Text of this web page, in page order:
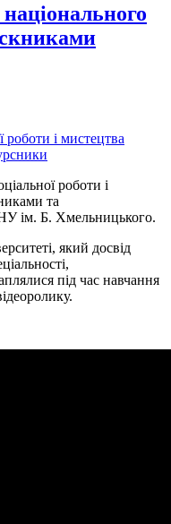
роботи і мистецтва
роботи і
та
ім. Б. Хмельницького.
який досвід
під час навчання